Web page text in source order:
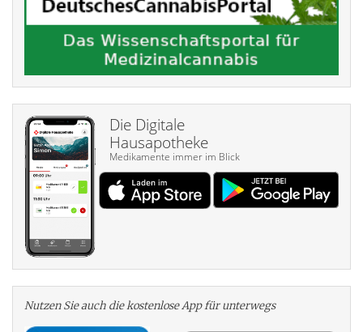
Die Digitale
Hausapotheke
Medikamente immer im Blick
Nutzen Sie auch die kosten­lose App für unterwegs